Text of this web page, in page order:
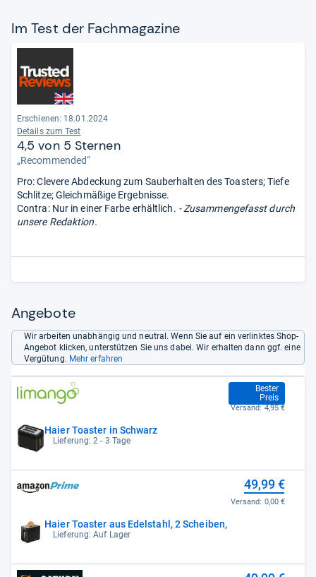
Im Test der Fach­ma­ga­zine
Erschienen: 18.01.2024
Details zum Test
4,5 von 5 Sternen
„Recommended“
Pro: Clevere Abdeckung zum Sauberhalten des Toasters; Tiefe
Schlitze; Gleichmäßige Ergebnisse.
Contra: Nur in einer Farbe erhältlich. - Zusammengefasst durch
unsere Redaktion.
Angebote
Wir arbeiten unabhängig und neutral. Wenn Sie auf ein verlinktes Shop-
Angebot klicken, unterstützen Sie uns dabei. Wir erhalten dann ggf. eine
Vergütung. Mehr erfahren
Haier Toaster in Schwarz
Lieferung: 2 - 3 Tage
Bester
Preis
42,99 €
Versand: 4,95 €
Haier Toaster aus Edelstahl, 2 Scheiben,
Lieferung: Auf Lager
49,99 €
Versand: 0,00 €